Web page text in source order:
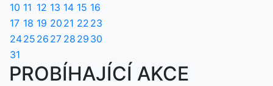
10 11 12 13 14 15 16
17 18 19 20 21 22 23
2425 26 27 28 29 30
31
PROBÍHAJÍCÍ AKCE